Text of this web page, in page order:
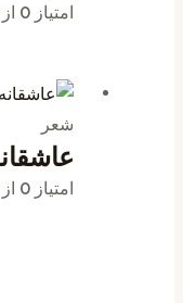
امتیاز0 از 5
شعر
امتیاز0 از 5